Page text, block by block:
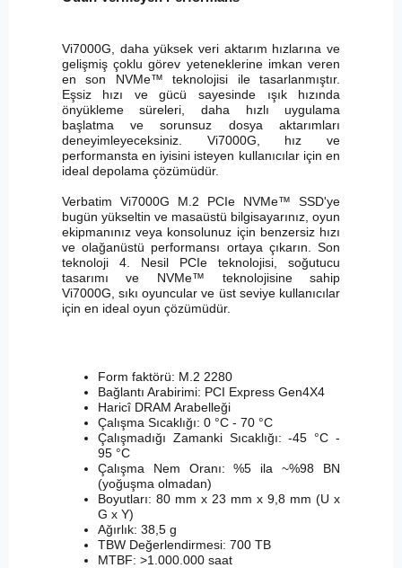
Vi7000G, daha yüksek veri aktarım hızlarına ve
gelişmiş çoklu görev yeteneklerine imkan veren
en son NVMe™ teknolojisi ile tasarlanmıştır.
Eşsiz hızı ve gücü sayesinde ışık hızında
önyükleme süreleri, daha hızlı uygulama
başlatma ve sorunsuz dosya aktarımları
deneyimleyeceksiniz. Vi7000G, hız ve
performansta en iyisini isteyen kullanıcılar için en
ideal depolama çözümüdür.
Verbatim Vi7000G M.2 PCIe NVMe™ SSD'ye
bugün yükseltin ve masaüstü bilgisayarınız, oyun
ekipmanınız veya konsolunuz için benzersiz hızı
ve olağanüstü performansı ortaya çıkarın. Son
teknoloji 4. Nesil PCIe teknolojisi, soğutucu
tasarımı ve NVMe™ teknolojisine sahip
Vi7000G, sıkı oyuncular ve üst seviye kullanıcılar
için en ideal oyun çözümüdür.
Form faktörü: M.2 2280
Bağlantı Arabirimi: PCI Express Gen4X4
Haricî DRAM Arabelleği
Çalışma Sıcaklığı: 0 °C - 70 °C
Çalışmadığı Zamanki Sıcaklığı: -45 °C -
95 °C
Çalışma Nem Oranı: %5 ila ~%98 BN
(yoğuşma olmadan)
Boyutları: 80 mm x 23 mm x 9,8 mm (U x
G x Y)
Ağırlık: 38,5 g
TBW Değerlendirmesi: 700 TB
MTBF: >1.000.000 saat